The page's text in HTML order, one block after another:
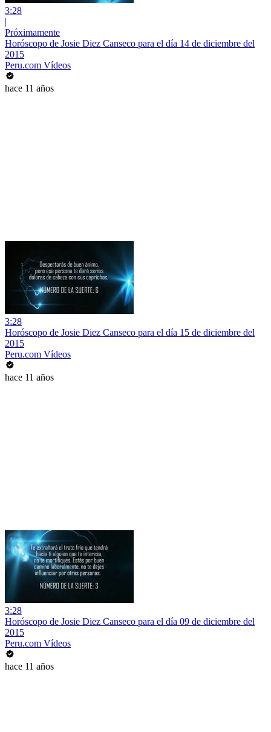
3:28
|
Próximamente
Horóscopo de Josie Diez Canseco para el día 14 de diciembre del
2015
Peru.com Vídeos
hace 11 años
3:28
Horóscopo de Josie Diez Canseco para el día 15 de diciembre del
2015
Peru.com Vídeos
hace 11 años
3:28
Horóscopo de Josie Diez Canseco para el día 09 de diciembre del
2015
Peru.com Vídeos
hace 11 años